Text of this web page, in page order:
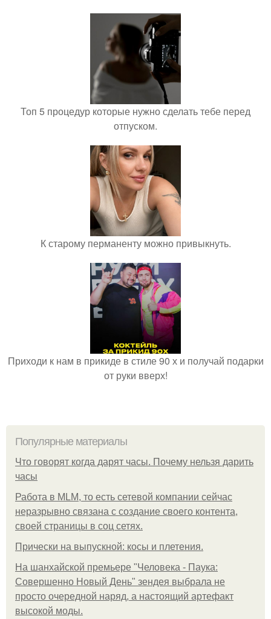
Топ 5 процедур которые нужно сделать тебе перед
отпуском.
К старому перманенту можно привыкнуть.
Приходи к нам в прикиде в стиле 90 х и получай подарки
от руки вверх!
Популярные материалы
Что говорят когда дарят часы. Почему нельзя дарить
часы
Работа в MLM, то есть сетевой компании сейчас
неразрывно связана с создание своего контента,
своей страницы в соц сетях.
Прически на выпускной: косы и плетения.
На шанхайской премьере "Человека - Паука:
Совершенно Новый День" зендея выбрала не
просто очередной наряд, а настоящий артефакт
высокой моды.